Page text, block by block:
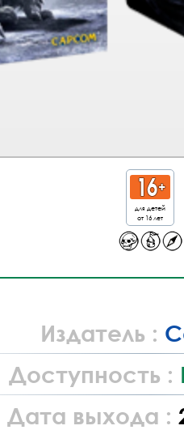
для детей
от 16 лет
Издатель :
Доступность :
Дата выхода :